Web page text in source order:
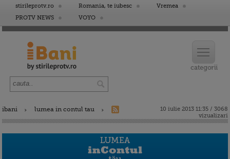
stirileprotv.ro Romania, te iubesc
Vremea
PROTV NEWS
VOYO
ibani lumea in contul tau
10 iulie 2013 11:35 / 3068
vizualizari